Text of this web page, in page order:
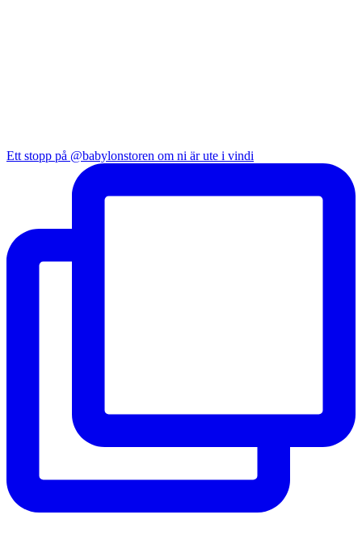
Ett stopp på @babylonstoren om ni är ute i vindi